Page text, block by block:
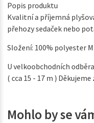
Popis produktu
Kvalitní a příjemná
přehozy sedaček nebo
Složení: 100% polyester
U velkoobchodních
( cca 15 - 17 m )
Mohlo by se